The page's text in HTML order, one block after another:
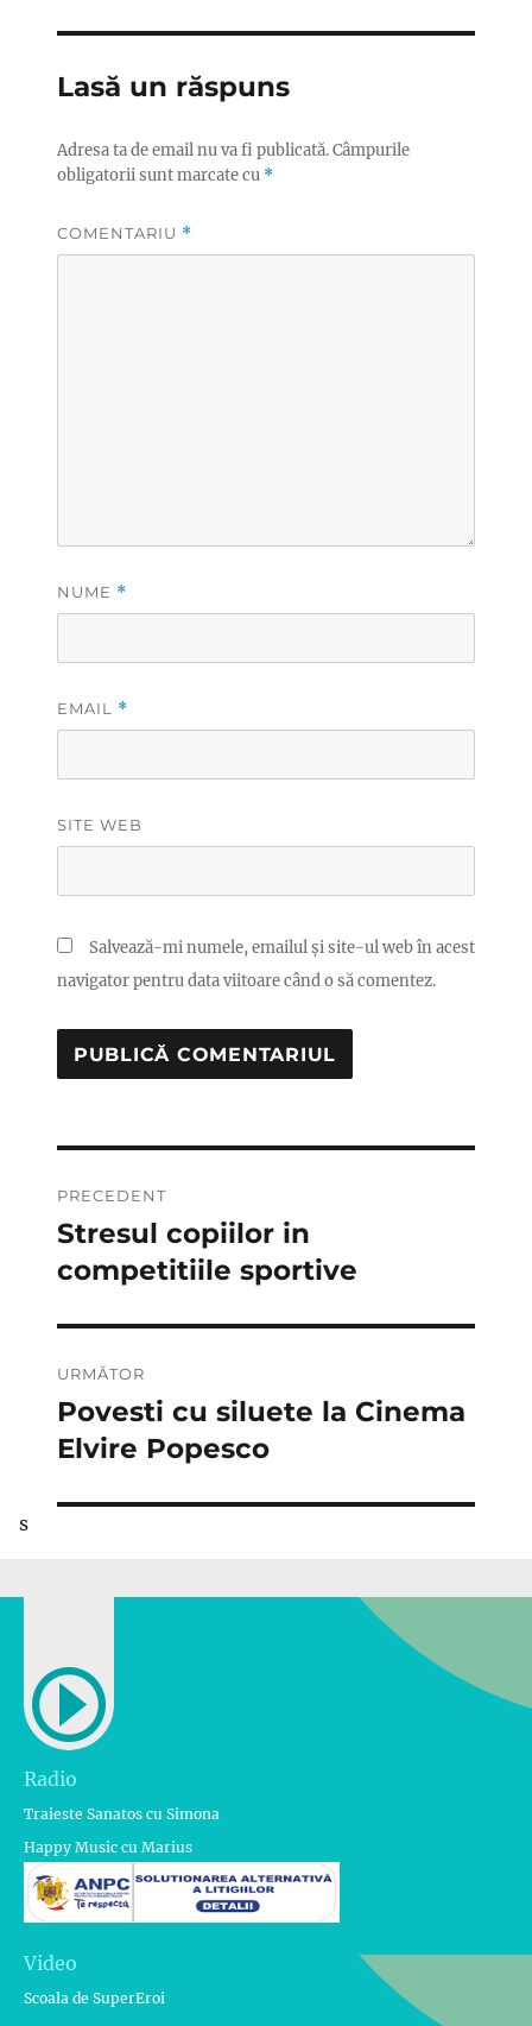
Lasă un răspuns
Adresa ta de email nu va fi publicată.Câmpurile
obligatorii sunt marcate cu *
COMENTARIU *
NUME *
EMAIL *
SITE WEB
Salvează-mi numele, emailul și site-ul web în acest
navigator pentru data viitoare când o să comentez.
în
articole
PRECEDENT
Articolul
anterior:
Stresul copiilor in
competitiile sportive
URMĂTOR
Articolul
următor:
Povesti cu siluete la Cinema
Elvire Popesco
s
Radio
Traieste Sanatos cu Simona
Happy Music cu Marius
Video
Scoala de SuperEroi